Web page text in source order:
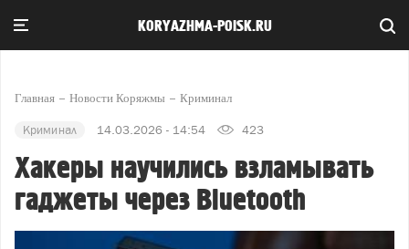
KORYAZHMA-POISK.RU
Главная Новости Коряжмы Криминал
Криминал 14.03.2026 - 14:54 423
Хакеры научились взламывать
гаджеты через Bluetooth